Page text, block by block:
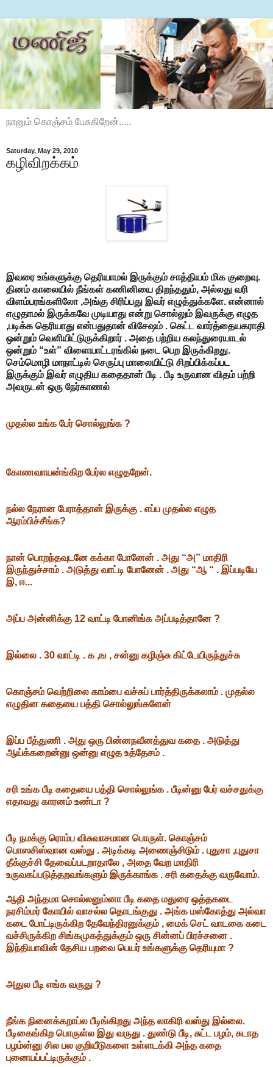
நானும் கொஞ்சம் பேசுகிறேன்.....
Saturday, May 29, 2010
கழிவிறக்கம்
இவரை உங்களுக்கு தெரியாமல் இருக்கும் சாத்தியம் மிக குறைவு.
தினம் காலையில் நீங்கள் கணினியை திறந்ததும், அல்லது வரி
விளம்பரங்களிலோ ,அங்கு சிரிப்பது இவர் எழுத்துக்களே. என்னால்
எழுதாமல் இருக்கவே முடியாது என்று சொல்லும் இவருக்கு எழுத
,படிக்க தெரியாது என்பதுதான் விசேஷம் . கெட்ட வார்த்தையகராதி
ஒன்றும் வெளியிட்டுருக்கிறார் . அதை பற்றிய கலந்துரையாடல்
ஒன்றும் “உள்” விளையாட்டரங்கில் நடை பெற இருக்கிறது.
செம்மொழி மாநாட்டில் செருப்பு மாலையிட்டு சிறப்பிக்கப்பட
இருக்கும் இவர் எழுதிய கதைதான் பீடி . பீடி உருவான விதம் பற்றி
அவருடன் ஒரு நேர்காணல்
முதல்ல உங்க பேர் சொல்லுங்க ?
கோணவாயன்ங்கிற பேர்ல எழுதறேன்.
நல்ல நேரான பேராத்தான் இருக்கு . எப்ப முதல்ல எழுத
ஆரம்பிச்சீங்க?
நான் பொறந்தவுடனே கக்கா போனேன் . அது “அ” மாதிரி
இருந்துச்சாம் . அடுத்து வாட்டி போனேன் . அது “ஆ “ . இப்படியே
இ, ஈ...
அப்ப அன்னிக்கு 12 வாட்டி போனிங்க அப்படித்தானே ?
இல்லை . 30 வாட்டி . க ,ங , சன்னு கழிஞ்சு கிட்டேயிருந்துச்சு
கொஞ்சம் வெற்றிலை காம்பை வச்சுப் பார்த்திருக்கலாம் . முதல்ல
எழுதின கதையை பத்தி சொல்லுங்களேன்
இப்ப பீத்துணி . அது ஒரு பின்னநவீனத்துவ கதை . அடுத்து
ஆய்க்கறைன்னு ஒன்னு எழுத உத்தேசம் .
சரி உங்க பீடி கதையை பத்தி சொல்லுங்க . பீடின்னு பேர் வச்சதுக்கு
எதாவது காரனம் உண்டா ?
பீடி நமக்கு ரொம்ப விசுவாசமான பொருள். கொஞ்சம்
பொஸசிஸ்வான வஸ்து . அடிக்கடி அணைஞ்சிடும் . புதுசா ,புதுசா
தீக்குச்சி தேவைப்படறாதாலே , அதை வேற மாதிரி
உருவகப்படுத்தறவங்களும் இருக்காங்க . சரி கதைக்கு வருவோம்.
ஆதி அந்தமா சொல்லனும்னா பீடி கதை மதுரை ஒத்தகடை
நரசிம்மர் கோயில் வாசல்ல தொடங்குது . அங்க மஸ்கோத்து அல்வா
கடை போட்டிருக்கிற தேவேந்திரனுக்கும் , மைக் செட் வாடகை கடை
வச்சிருக்கிற சிங்கமுகத்துக்கும் ஒரு சின்னப் பிரச்சனை .
இந்தியாவின் தேசிய பறவை பெயர் உங்களுக்கு தெரியுமா ?
அதுல பீடி எங்க வருது ?
நீங்க நினைக்கறாப்ல பீடிங்கிறது அந்த லாகிரி வஸ்து இல்லை.
பீடிகைங்கிற பொருள்ல இது வருது . துண்டு பீடி, சுட்ட பழம், சுடாத
பழம்ன்னு சில பல குறியீடுகளை உள்ளடக்கி அந்த கதை
புனையப்பட்டிருக்கும் .